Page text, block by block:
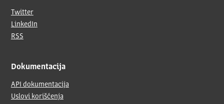
Twitter
LinkedIn
RSS
Dokumentacija
API dokumentacija
Uslovi korišćenja